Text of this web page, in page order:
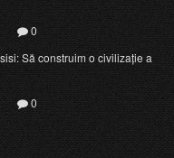
0
Să construim o civilizație a
0